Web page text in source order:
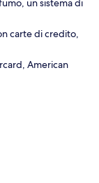
un sistema di
carte di credito,
American